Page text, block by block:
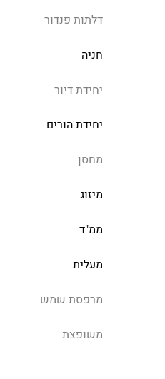
דלתות פנדור
חניה
יחידת דיור
יחידת הורים
מחסן
מיזוג
ממ"ד
מעלית
מרפסת שמש
משופצת